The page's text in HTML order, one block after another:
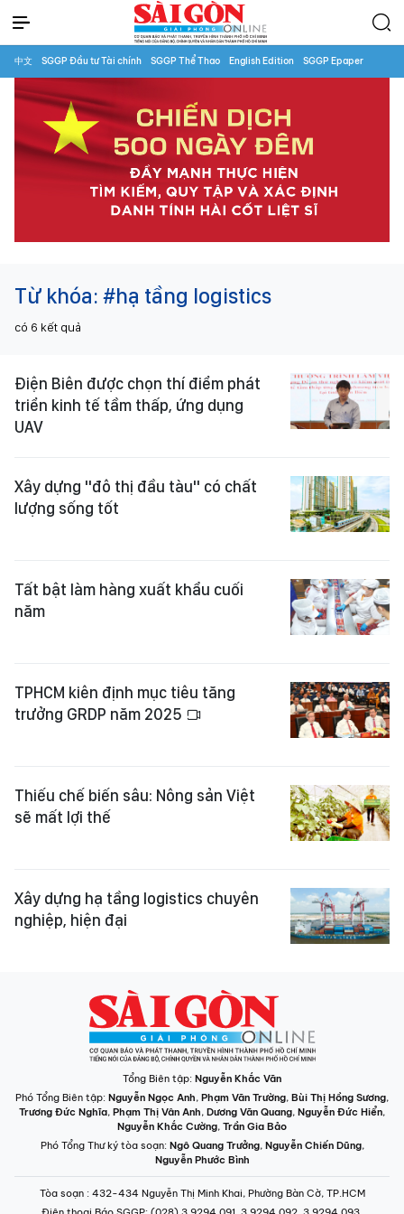
中文 SGGP Đầu tư Tài chính SGGP Thể Thao English Edition SGGP Epaper
Từ khóa: #hạ tầng logistics
có 6 kết quả
Điện Biên được chọn thí điểm phát
triển kinh tế tầm thấp, ứng dụng
UAV
Xây dựng "đô thị đầu tàu" có chất
lượng sống tốt
Tất bật làm hàng xuất khẩu cuối
năm
TPHCM kiên định mục tiêu tăng
trưởng GRDP năm 2025
Thiếu chế biến sâu: Nông sản Việt
sẽ mất lợi thế
Xây dựng hạ tầng logistics chuyên
nghiệp, hiện đại
Tổng Biên tập: Nguyễn Khắc Văn
Phó Tổng Biên tập: Nguyễn Ngọc Anh, Phạm Văn Trường, Bùi Thị Hồng Sương,
Trương Đức Nghĩa, Phạm Thị Vân Anh, Dương Văn Quang, Nguyễn Đức Hiển,
Nguyễn Khắc Cường, Trần Gia Bảo
Phó Tổng Thư ký tòa soạn: Ngô Quang Trưởng, Nguyễn Chiến Dũng,
Nguyễn Phước Bình
Tòa soạn : 432-434 Nguyễn Thị Minh Khai, Phường Bàn Cờ, TP.HCM